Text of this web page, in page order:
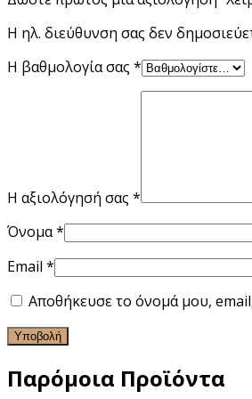
Η ηλ. διεύθυνση σας δεν
Η βαθμολογία σας *
Η αξιολόγησή σας *
Όνομα*
Email *
Αποθήκευσε το όνομά μου,
Παρόμοια Προϊόντα